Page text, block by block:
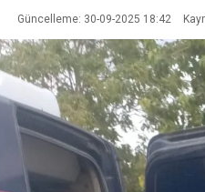
Güncelleme: 30-09-2025 18:42